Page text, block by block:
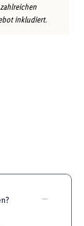
inkludiert.